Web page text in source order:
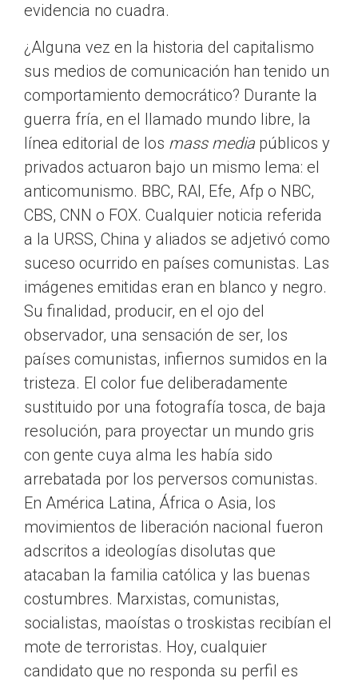
evidencia no cuadra.
¿Alguna vez en la historia del capitalismo
sus medios de comunicación han tenido un
comportamiento democrático? Durante la
guerra fría, en el llamado mundo libre, la
línea editorial de los mass media públicos y
privados actuaron bajo un mismo lema: el
anticomunismo. BBC, RAI, Efe, Afp o NBC,
CBS, CNN o FOX. Cualquier noticia referida
a la URSS, China y aliados se adjetivó como
suceso ocurrido en países comunistas. Las
imágenes emitidas eran en blanco y negro.
Su finalidad, producir, en el ojo del
observador, una sensación de ser, los
países comunistas, infiernos sumidos en la
tristeza. El color fue deliberadamente
sustituido por una fotografía tosca, de baja
resolución, para proyectar un mundo gris
con gente cuya alma les había sido
arrebatada por los perversos comunistas.
En América Latina, África o Asia, los
movimientos de liberación nacional fueron
adscritos a ideologías disolutas que
atacaban la familia católica y las buenas
costumbres. Marxistas, comunistas,
socialistas, maoístas o troskistas recibían el
mote de terroristas. Hoy, cualquier
candidato que no responda su perfil es